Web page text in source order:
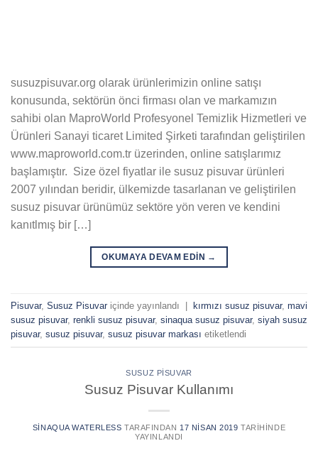
susuzpisuvar.org olarak ürünlerimizin online satışı
konusunda, sektörün önci firması olan ve markamızın
sahibi olan MaproWorld Profesyonel Temizlik Hizmetleri ve
Ürünleri Sanayi ticaret Limited Şirketi tarafından geliştirilen
www.maproworld.com.tr üzerinden, online satışlarımız
başlamıştır. Size özel fiyatlar ile susuz pisuvar ürünleri
2007 yılından beridir, ülkemizde tasarlanan ve geliştirilen
susuz pisuvar ürünümüz sektöre yön veren ve kendini
kanıtlmış bir […]
OKUMAYA DEVAM EDIN →
Pisuvar, Susuz Pisuvar içinde yayınlandı | kırmızı susuz pisuvar, mavi
susuz pisuvar, renkli susuz pisuvar, sinaqua susuz pisuvar, siyah susuz
pisuvar, susuz pisuvar, susuz pisuvar markası etiketlendi
SUSUZ PISUVAR
Susuz Pisuvar Kullanımı
SINAQUA WATERLESS TARAFINDAN 17 NISAN 2019 TARIHINDE
YAYINLANDI